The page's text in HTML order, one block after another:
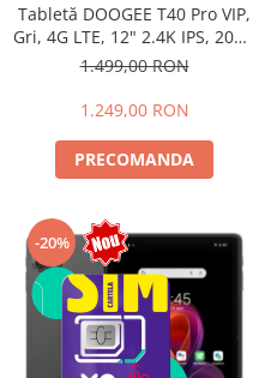
Tabletă DOOGEE T40 Pro VIP,
Gri, 4G LTE, 12" 2.4K IPS, 20GB
RAM (8GB + 12GB extensibili),
33W, Android 14, Dual SIM
1.499,00 RON
1.249,00 RON
PRECOMANDA
-20%